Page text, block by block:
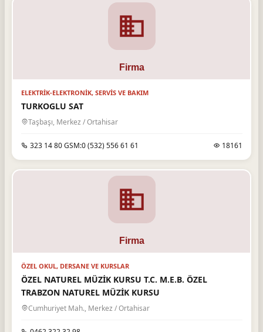
ELEKTRIK-ELEKTRONIK, SERVIS VE BAKIM
TURKOGLU SAT
Taşbaşı, Merkez / Ortahisar
323 14 80 GSM:0 (532) 556 61 61 18161
ÖZEL OKUL, DERSANE VE KURSLAR
ÖZEL NATUREL MÜZİK KURSU T.C. M.E.B. ÖZEL
TRABZON NATUREL MÜZİK KURSU
Cumhuriyet Mah., Merkez / Ortahisar